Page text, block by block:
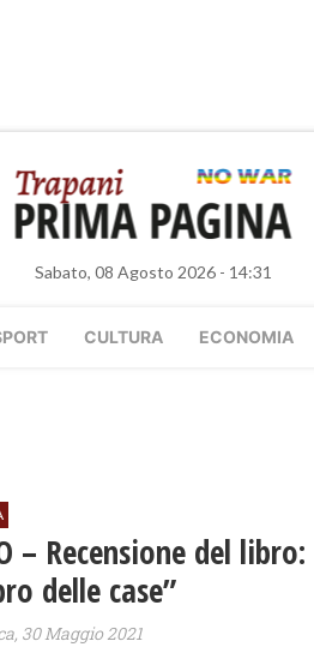
Sabato, 08 Agosto 2026 - 14:31
CULTURA ECONOMIA
– Recensione del libro:
delle case”
30 Maggio 2021